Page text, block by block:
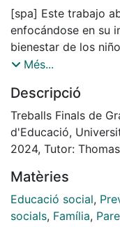
[spa] Este trabajo
enfocándose en su
bienestar de los
Su propósito es
asociados y
de redes sociales.
cuyo objetivo sea
directa con padres
emocionales y
identificación de
riesgos. Se destaca
Més...
Descripció
Treballs Finals de
d'Educació,
2024, Tutor:
Matèries
Educació social,
socials, Família,